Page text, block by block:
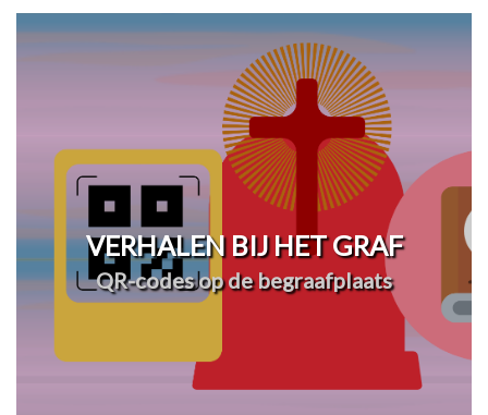
VERHALEN BIJ HET GRAF
QR-codes op de begraafplaats